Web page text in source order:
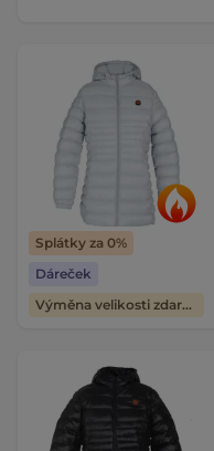
Splátky za 0%
Dáreček
Výměna velikosti zdarma